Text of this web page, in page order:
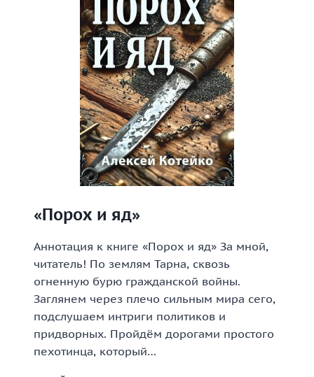
«Порох и яд»
Аннотация к книге «Порох и яд» За мной,
читатель! По землям Тарна, сквозь
огненную бурю гражданской войны.
Заглянем через плечо сильным мира сего,
подслушаем интриги политиков и
придворных. Пройдём дорогами простого
пехотинца, который…